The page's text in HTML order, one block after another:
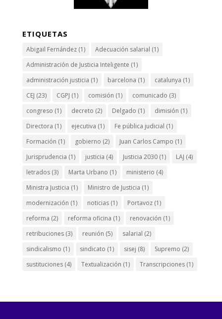
ETIQUETAS
Abigail Fernández(1) Adecuación salarial (1)
Administración de Justicia Inteligente (1)
administración justicia (1) barcelona (1) catalunya (1)
CEJ (23) CGPJ (1) comisión (1) comunicado (3)
congreso (1) decreto (2) Delgado (1) dimisión (1)
Directora (1) ejecutiva (1) Fe pública judicial (1)
Formación (1) gobierno (2) Juan Carlos Campo (1)
Jurisprudencia (1) justicia (4) Justicia 2030(1) LAJ (4)
letrados(3) Marta Urbano (1) ministerio (4)
Ministra Justicia (1) Ministro de Justicia (1)
modernización (1) noticias(1) Portavoz(1)
reforma (2) reforma oficina (1) renovación (1)
retribuciones(3) reunión (5) salarial (2)
sindicalismo (1) sindicato (1) sisej (8) Supremo (2)
sustituciones(4) Textualización (1) Transcripciones(1)